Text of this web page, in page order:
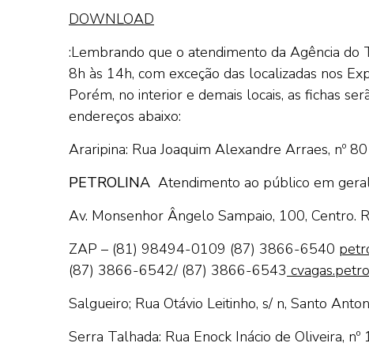
DOWNLOAD
:Lembrando que o atendimento da Agência do
8h às 14h, com exceção das localizadas nos
Porém, no interior e demais locais, as fichas
endereços abaixo:
Araripina: Rua Joaquim Alexandre Arraes, nº
PETROLINA Atendimento ao público em
Av. Monsenhor Ângelo Sampaio, 100, Centro.
ZAP – (81) 98494-0109 (87) 3866-6540
(87) 3866-6542/ (87) 3866-6543
Salgueiro; Rua Otávio Leitinho, s/ n, Santo
Serra Talhada: Rua Enock Inácio de Oliveira, nº